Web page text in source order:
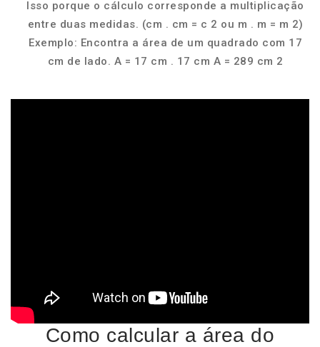
Isso porque o cálculo corresponde a multiplicação
entre duas medidas. (cm . cm = c 2 ou m . m = m 2)
Exemplo: Encontra a área de um quadrado com 17
cm de lado. A = 17 cm . 17 cm A = 289 cm 2
Como calcular a área do